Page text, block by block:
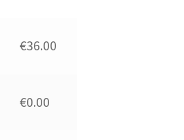
€36.00
€0.00